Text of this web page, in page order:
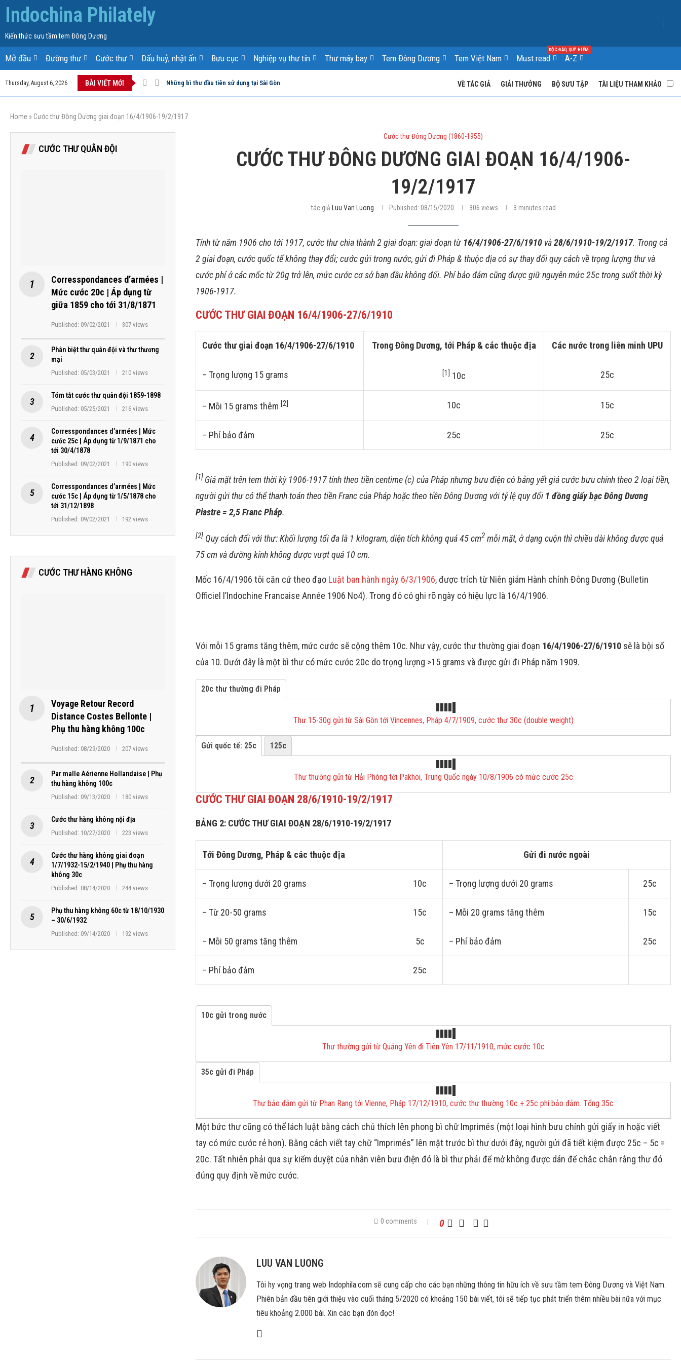
Indochina Philately
Kiến thức sưu tầm tem Đông Dương
Mở đầu Đường thư Cước thư Dấu huỷ, nhật ấn Bưu cục Nghiệp vụ thư tín Thư máy bay Tem Đông Dương Tem Việt Nam Must read
ĐỘC ĐÁO, QUÝ HIẾM
A-Z
Thursday, August 6, 2026 BÀI VIẾT MỚI Những bì thư đầu tiên sử dụng tại Sài Gòn VỀ TÁC GIẢ GIẢI THƯỞNG BỘ SƯU TẬP TÀI LIỆU THAM KHẢO
Home » Cước thư Đông Dương giai đoạn 16/4/1906-19/2/1917
Cước thư Đông Dương (1860-1955)
CƯỚC THƯ ĐÔNG DƯƠNG GIAI ĐOẠN 16/4/1906-
19/2/1917
tác giả Luu Van Luong Published: 08/15/2020 306 views 3 minutes read
Tính từ năm 1906 cho tới 1917, cước thư chia thành 2 giai đoạn: giai đoạn từ 16/4/1906-27/6/1910 và28/6/1910-19/2/1917. Trong cả
2 giai đoạn, cước quốc tế không thay đổi; cước gửi trong nước, gửi đi Pháp & thuộc địa có sự thay đổi quy cách về trọng lượng thư và
cước phí ở các mốc từ 20g trở lên, mức cước cơ sở ban đầu không đổi. Phí bảo đảm cũng được giữ nguyên mức 25c trong suốt thời kỳ
1906-1917.
CƯỚC THƯ GIAI ĐOẠN 16/4/1906-27/6/1910
Cước thư giai đoạn 16/4/1906-27/6/1910 Trong Đông Dương, tới Pháp & các thuộc địa Các nước trong liên minh UPU
– Trọng lượng 15 grams [1] 10c 25c
– Mỗi 15 grams thêm [2] 10c 15c
– Phí bảo đảm 25c 25c
[1] Giá mặt trên tem thời kỳ 1906-1917 tính theo tiền centime (c) của Pháp nhưng bưu điện có bảng yết giá cước bưu chính theo 2 loại tiền,
người gửi thư có thể thanh toán theo tiền Franc của Pháp hoặc theo tiền Đông Dương với tỷ lệ quy đổi 1 đồng giấy bạc Đông Dương
Piastre = 2,5 Franc Pháp.
[2] Quy cách đối với thư: Khối lượng tối đa là 1 kilogram, diện tích không quá 45 cm2 mỗi mặt, ở dạng cuộn thì chiều dài không được quá
75 cm và đường kính không được vượt quá 10 cm.
Mốc 16/4/1906 tôi căn cứ theo đạo Luật ban hành ngày 6/3/1906, được trích từ Niên giám Hành chính Đông Dương (Bulletin
Officiel l’Indochine Francaise Année 1906 No4). Trong đó có ghi rõ ngày có hiệu lực là 16/4/1906.
Với mỗi 15 grams tăng thêm, mức cước sẽ cộng thêm 10c. Như vậy, cước thư thường giai đoạn 16/4/1906-27/6/1910 sẽ là bội số
của 10. Dưới đây là một bì thư có mức cước 20c do trọng lượng >15 grams và được gửi đi Pháp năm 1909.
20c thư thường đi Pháp
Thư 15-30g gửi từ Sài Gòn tới Vincennes, Pháp 4/7/1909, cước thư 30c (double weight)
Gửi quốc tế: 25c 125c
Thư thường gửi từ Hải Phòng tới Pakhoi, Trung Quốc ngày 10/8/1906 có mức cước 25c
CƯỚC THƯ GIAI ĐOẠN 28/6/1910-19/2/1917
BẢNG 2: CƯỚC THƯ GIAI ĐOẠN 28/6/1910-19/2/1917
Tới Đông Dương, Pháp & các thuộc địa Gửi đi nước ngoài
– Trọng lượng dưới 20 grams 10c – Trọng lượng dưới 20 grams 25c
– Từ 20-50 grams 15c – Mỗi 20 grams tăng thêm 15c
– Mỗi 50 grams tăng thêm 5c – Phí bảo đảm 25c
– Phí bảo đảm 25c
10c gửi trong nước
Thư thường gửi từ Quảng Yên đi Tiên Yên 17/11/1910, mức cước 10c
35c gửi đi Pháp
Thư bảo đảm gửi từ Phan Rang tới Vienne, Pháp 17/12/1910, cước thư thường 10c + 25c phí bảo đảm. Tổng 35c
Một bức thư cũng có thể lách luật bằng cách chú thích lên phong bì chữ Imprimés (một loại hình bưu chính gửi giấy in hoặc viết
tay có mức cước rẻ hơn). Bằng cách viết tay chữ “Imprimés” lên mặt trước bì thư dưới đây, người gửi đã tiết kiệm được 25c – 5c =
20c. Tất nhiên phải qua sự kiểm duyệt của nhân viên bưu điện đó là bì thư phải để mở không được dán để chắc chắn rằng thư đó
đúng quy định về mức cước.
0 comments 0
LUU VAN LUONG
Tôi hy vọng trang web Indophila.com sẽ cung cấp cho các bạn những thông tin hữu ích về sưu tầm tem Đông Dương và Việt Nam.
Phiên bản đầu tiên giới thiệu vào cuối tháng 5/2020 có khoảng 150 bài viết, tôi sẽ tiếp tục phát triển thêm nhiều bài nữa với mục
tiêu khoảng 2.000 bài. Xin các bạn đón đọc!
CƯỚC THƯ QUÂN ĐỘI
Corresspondances d’armées |
Mức cước 20c | Áp dụng từ
giữa 1859 cho tới 31/8/1871
Published: 09/02/2021 307 views
Phân biệt thư quân đội và thư thương
mại
Published: 05/03/2021 210 views
Tóm tắt cước thư quân đội 1859-1898
Published: 05/25/2021 216 views
Corresspondances d’armées | Mức
cước 25c | Áp dụng từ 1/9/1871 cho
tới 30/4/1878
Published: 09/02/2021 190 views
Corresspondances d’armées | Mức
cước 15c | Áp dụng từ 1/5/1878 cho
tới 31/12/1898
Published: 09/02/2021 192 views
CƯỚC THƯ HÀNG KHÔNG
Voyage Retour Record
Distance Costes Bellonte |
Phụ thu hàng không 100c
Published: 08/29/2020 207 views
Par malle Aérienne Hollandaise | Phụ
thu hàng không 100c
Published: 09/13/2020 180 views
Cước thư hàng không nội địa
Published: 10/27/2020 223 views
Cước thư hàng không giai đoạn
1/7/1932-15/2/1940 | Phụ thu hàng
không 30c
Published: 08/14/2020 244 views
Phụ thu hàng không 60c từ 18/10/1930
– 30/6/1932
Published: 09/14/2020 192 views